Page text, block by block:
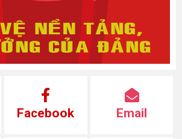
Facebook Email